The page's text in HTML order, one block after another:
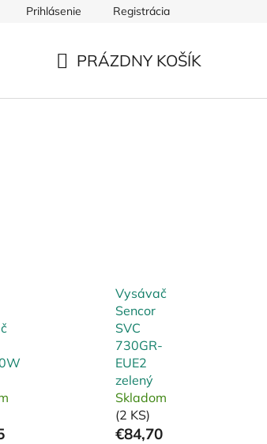
Prihlásenie Registrácia
PRÁZDNY KOŠÍK
Vysávač
Sencor
SVC
730GR-
EUE2
zelený
Skladom
(2 KS)
€84,70